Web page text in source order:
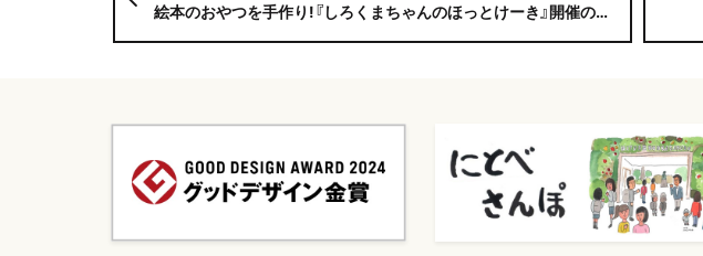
絵本のおやつを手作り!『しろくまちゃんのほっとけーき』開催のお知らせ